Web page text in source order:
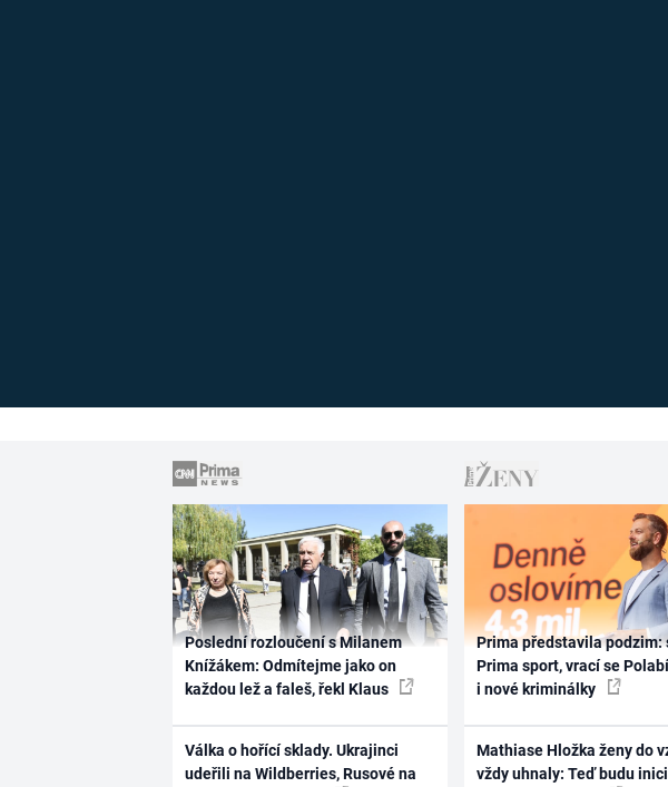
Poslední rozloučení s Milanem
Knížákem: Odmítejme jako on
každou lež a faleš, řekl Klaus
Válka o hořící sklady. Ukrajinci
udeřili na Wildberries, Rusové na
Prima představila podzim:
Prima sport, vrací se
i nové kriminálky
Mathiase Hložka ženy do
vždy uhnaly: Teď budu